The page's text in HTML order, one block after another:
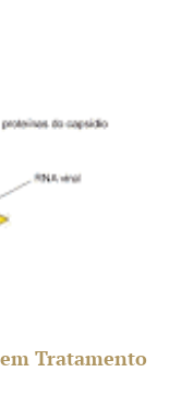
Tratamento